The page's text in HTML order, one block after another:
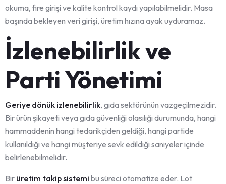
okuma, fire girişi ve kalite kontrol kaydı yapılabilmelidir. Masa
başında bekleyen veri girişi, üretim hızına ayak uyduramaz.
İzlenebilirlik ve
Parti Yönetimi
Geriye dönük izlenebilirlik, gıda sektörünün vazgeçilmezidir.
Bir ürün şikayeti veya gıda güvenliği olasılığı durumunda, hangi
hammaddenin hangi tedarikçiden geldiği, hangi partide
kullanıldığı ve hangi müşteriye sevk edildiği saniyeler içinde
belirlenebilmelidir.
Bir üretim takip sistemi bu süreci otomatize eder. Lot